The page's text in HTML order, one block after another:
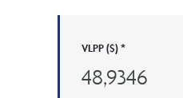
VLPP ($) *
48,9346